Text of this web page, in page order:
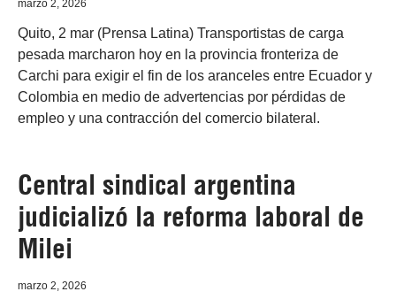
marzo 2, 2026
Quito, 2 mar (Prensa Latina) Transportistas de carga
pesada marcharon hoy en la provincia fronteriza de
Carchi para exigir el fin de los aranceles entre Ecuador y
Colombia en medio de advertencias por pérdidas de
empleo y una contracción del comercio bilateral.
Central sindical argentina
judicializó la reforma laboral de
Milei
marzo 2, 2026